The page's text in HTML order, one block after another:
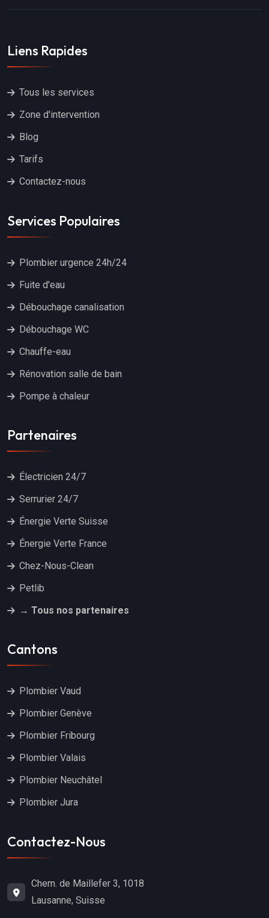
Liens Rapides
Tous les services
Zone d'intervention
Blog
Tarifs
Contactez-nous
Services Populaires
Plombier urgence 24h/24
Fuite d'eau
Débouchage canalisation
Débouchage WC
Chauffe-eau
Rénovation salle de bain
Pompe à chaleur
Partenaires
Électricien 24/7
Serrurier 24/7
Énergie Verte Suisse
Énergie Verte France
Chez-Nous-Clean
Petlib
→ Tous nos partenaires
Cantons
Plombier Vaud
Plombier Genève
Plombier Fribourg
Plombier Valais
Plombier Neuchâtel
Plombier Jura
Contactez-Nous
Chem. de Maillefer 3, 1018
Lausanne, Suisse